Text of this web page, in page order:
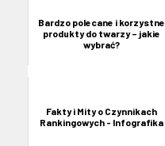
Bardzo polecane i korzystne
produkty do twarzy – jakie
wybrać?
Fakty i Mity o Czynnikach
Rankingowych - Infografika